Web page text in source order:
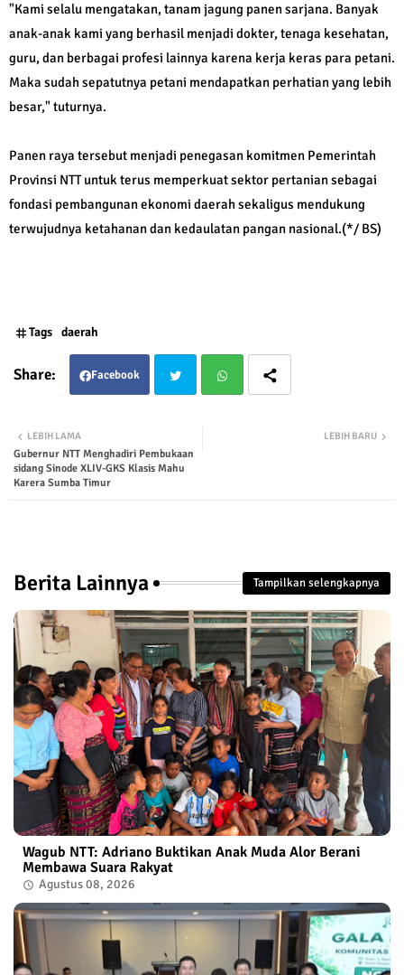
"Kami selalu mengatakan, tanam jagung panen sarjana. Banyak
anak-anak kami yang berhasil menjadi dokter, tenaga kesehatan,
guru, dan berbagai profesi lainnya karena kerja keras para petani.
Maka sudah sepatutnya petani mendapatkan perhatian yang lebih
besar," tuturnya.
Panen raya tersebut menjadi penegasan komitmen Pemerintah
Provinsi NTT untuk terus memperkuat sektor pertanian sebagai
fondasi pembangunan ekonomi daerah sekaligus mendukung
terwujudnya ketahanan dan kedaulatan pangan nasional.(*/ BS)
Tags daerah
Facebook
ter
LEBIH BARU
LEBIH LAMA
Gubernur NTT Menghadiri Pembukaan
sidang Sinode XLIV-GKS Klasis Mahu
Karera Sumba Timur
Berita Lainnya Tampilkan selengkapnya
Wagub NTT: Adriano Buktikan Anak Muda Alor Berani
Membawa Suara Rakyat
Agustus 08, 2026